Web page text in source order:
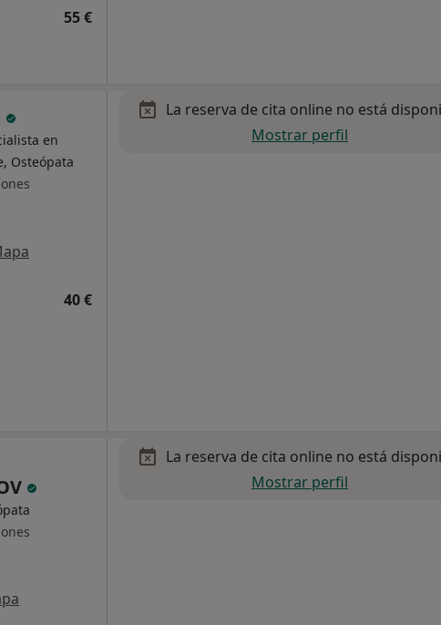
55 €
en
Osteópata
40 €
La reserva de cita online no está
Mostrar perfil
La reserva de cita online no está
Mostrar perfil